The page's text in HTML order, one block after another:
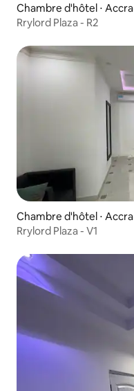
Chambre d'hôtel ⋅ Accra
Rrylord Plaza - R2
Chambre d'hôtel ⋅ Accra
Rrylord Plaza - V1